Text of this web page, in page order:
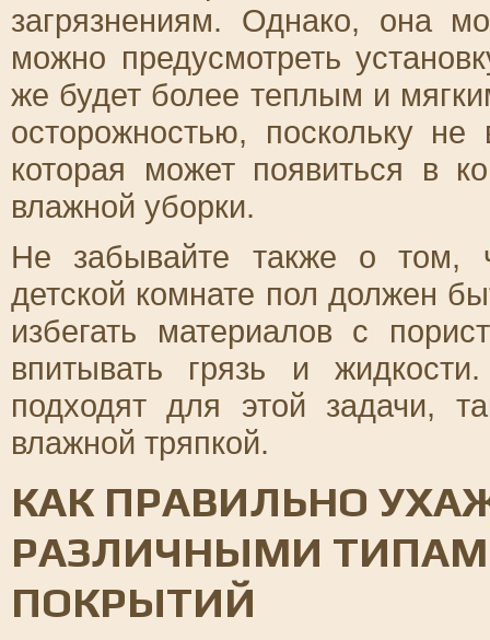
загрязнениям. Однако, она
можно предусмотреть
же будет более теплым и
осторожностью, поскольку
которая может появиться в
влажной уборки.
Не забывайте также о том,
детской комнате пол должен
избегать материалов с
впитывать грязь и
подходят для этой задачи,
влажной тряпкой.
КАК ПРАВИЛЬНО
РАЗЛИЧНЫМИ
ПОКРЫТИЙ